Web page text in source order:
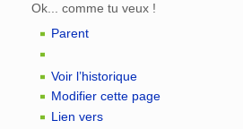
Ok... comme tu veux !
Parent
Voir l’historique
Modifier cette page
Lien vers